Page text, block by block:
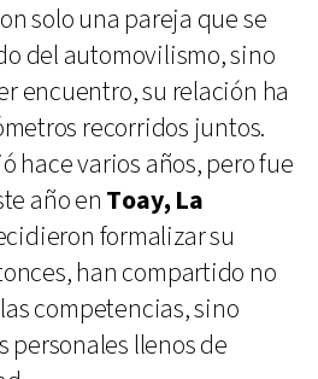
solo una pareja que se
del automovilismo, sino
encuentro, su relación ha
recorridos juntos.
hace varios años, pero fue
año en Toay, La
formalizar su
han compartido no
competencias, sino
llenos de